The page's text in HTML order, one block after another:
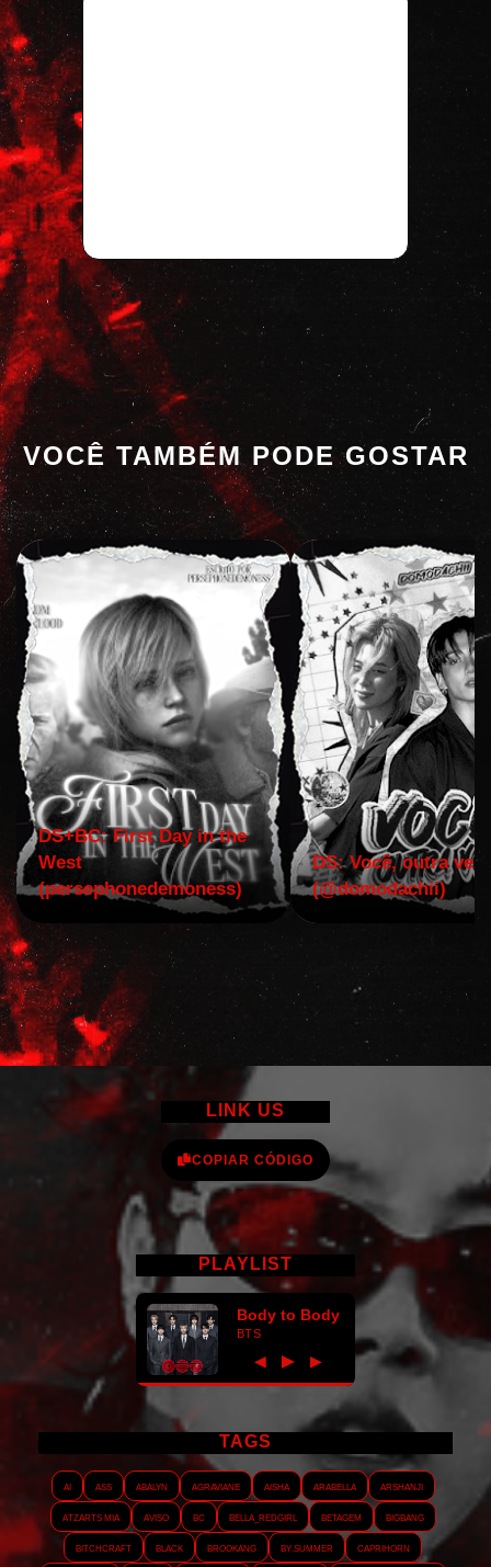
VOCÊ TAMBÉM PODE GOSTAR
DS+BC: First Day in the
West
(persephonedemoness)
DS: Você, outra vez!
(@domodachii)
LINK US
COPIAR CÓDIGO
PLAYLIST
Body to Body
BTS
◀ ► ▶
TAGS
AI ASS Abalyn Agraviane Aisha Arabella
Arshanji
Atzarts Mia
Aviso BC Bella_RedGirl Betagem
Bigbang
Bitchcraft
Black Brookang By.summer Caprihorn